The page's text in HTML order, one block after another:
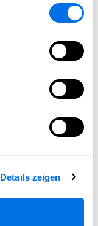
Details zeigen